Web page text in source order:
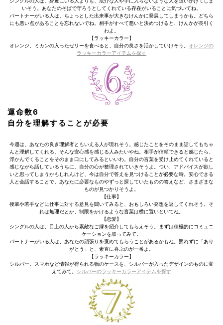
いそう。あなたのそばで守ろうとしてくれている存在がいることに気づいてね。
パートナーがいる人は、ちょっとした出来事が大きなけんかに発展してしまうかも。どちら
にも悪い点があることを忘れないでね。相手がすべて悪いと決めつけると、けんかが長引く
わよ。
【ラッキーカラー】
オレンジ。ミカンの入ったゼリーを食べると、自分の良さを活かしていけそう。 オレンジの
ラッキーカラーアイテムを探す
運命数6
自分を理解することが必要
今週は、あなたの良き理解者ともいえる人が現れそう。感じたことをそのまま話してもちゃ
んと理解してくれる、そんな安心感を感じる人みたいやね。相手が信頼できると感じたら、
浮かんでくることをそのまま口にしてみるといいわ。自分の言葉を受け止めてくれていると
感じながら話しているうちに、自分の心が整理されていきそうよ。つい、アドバイスが欲し
いと思ってしまうかもしれんけど、今は自分で答えを見つけることが必要な時。安心できる
人と会話することで、あなたに必要なものやずっと探していたものの答えなど、さまざまな
ものが見つかりそうよ。
【仕事】
後輩や若手などに仕事に対する意見を聞いてみると、おもしろい発想を返してくれそう。そ
れは無理だとか、制限をかけるような言葉は横に置いといてね。
【恋愛】
シングルの人は、目上の人から素敵なご縁を紹介してもらえそう。まずは積極的にコミュニ
ケーションを取ってみて。
パートナーがいる人は、あなたの頑張りを褒めてもらうことがあるかもね。照れずに「あり
がとう」と、素直に喜ぶのが一番よ。
【ラッキーカラー】
シルバー。スマホなど情報が得られる物のケースを、シルバーが入ったデザインのものに変
えてみて。 シルバーのラッキーカラーアイテムを探す